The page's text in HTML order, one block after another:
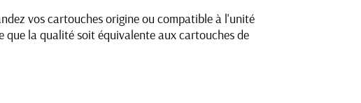
vos cartouches origine ou compatible à l'unité
que la qualité soit équivalente aux cartouches de